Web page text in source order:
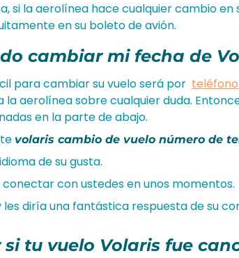
si la aerolínea hace cualquier cambio
en su boleto de avión.
cambiar mi fecha de
para cambiar su vuelo será por
la aerolínea sobre cualquier duda.
en la parte de abajo.
volaris cambio de vuelo número de
de su gusta.
conectar con ustedes en unos momentos.
les diría una fantástica respuesta de su
si tu vuelo Volaris fue